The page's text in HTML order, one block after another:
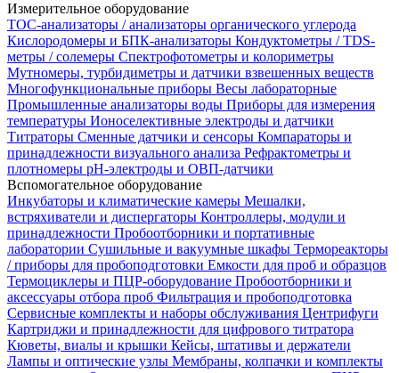
Измерительное оборудование
TOC-анализаторы / анализаторы органического углерода
Кислородомеры и БПК-анализаторы Кондуктометры / TDS-
метры / солемеры Спектрофотометры и колориметры
Мутномеры, турбидиметры и датчики взвешенных веществ
Многофункциональные приборы Весы лабораторные
Промышленные анализаторы воды Приборы для измерения
температуры Ионоселективные электроды и датчики
Титраторы Сменные датчики и сенсоры Компараторы и
принадлежности визуального анализа Рефрактометры и
плотномеры pH-электроды и ОВП-датчики
Вспомогательное оборудование
Инкубаторы и климатические камеры Мешалки,
встряхиватели и диспергаторы Контроллеры, модули и
принадлежности Пробоотборники и портативные
лаборатории Сушильные и вакуумные шкафы Термореакторы
/ приборы для пробоподготовки Емкости для проб и образцов
Термоциклеры и ПЦР-оборудование Пробоотборники и
аксессуары отбора проб Фильтрация и пробоподготовка
Сервисные комплекты и наборы обслуживания Центрифуги
Картриджи и принадлежности для цифрового титратора
Кюветы, виалы и крышки Кейсы, штативы и держатели
Лампы и оптические узлы Мембраны, колпачки и комплекты